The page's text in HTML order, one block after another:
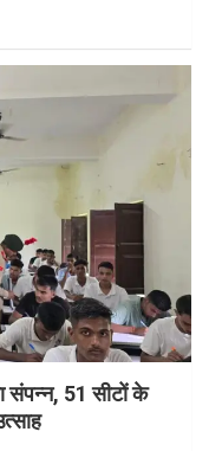
संपन्न, 51 सीटों के